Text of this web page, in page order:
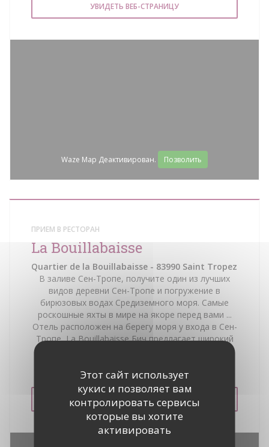
Этот сайт использует
кукис и позволяет вам
контролировать сервисы
которые вы хотите
активировать
УВИДЕТЬ ВЕБ-СТРАНИЦУ
Waze Map Деактивирован. Позволить
ПРИЕМ В РЕСТОРАН
La Bouillabaisse
Quartier de la Bouillabaisse - 83990 Saint Tropez
В заливе Сен-Тропе, получите один из лучших
видов деревни Сен-Тропе и погружение в
бирюзовых водах Средиземного моря. Самые
роскошные яхты в мире на якоре перед вами ...
Отель расположен на берегу моря у входа в Сен-
Тропе, La Bouillabaisse Бич предлагает широкий
УВИДЕТЬ ВЕБ-СТРАНИЦУ